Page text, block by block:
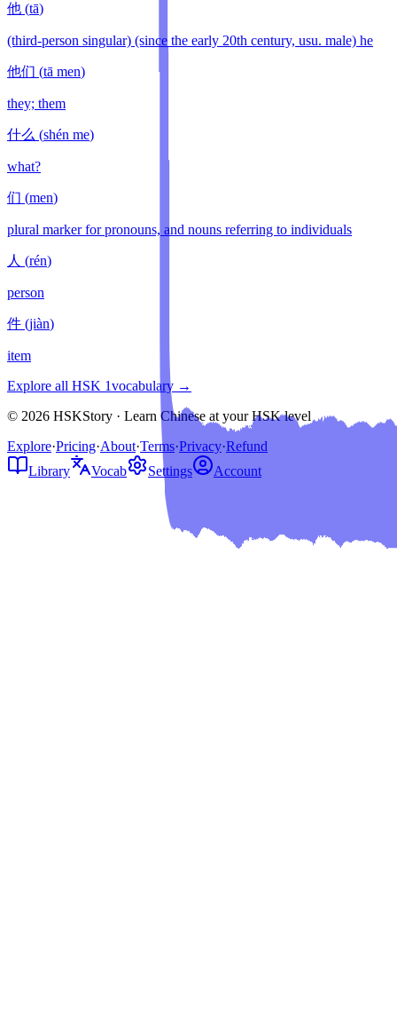
他 (tā)
(third-person singular) (since the early 20th century, usu. male) he
他们 (tā men)
they; them
什么 (shén me)
what?
们 (men)
plural marker for pronouns, and nouns referring to individuals
人 (rén)
person
件 (jiàn)
item
Explore all HSK 1vocabulary →
© 2026 HSKStory · Learn Chinese at your HSK level
Explore·Pricing·About·Terms·Privacy·Refund
Library
Vocab Settings Account